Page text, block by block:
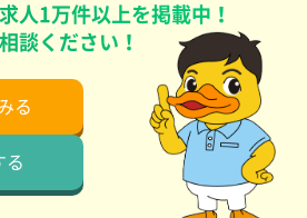
人1万件以上を掲載中！
談ください！
る
る